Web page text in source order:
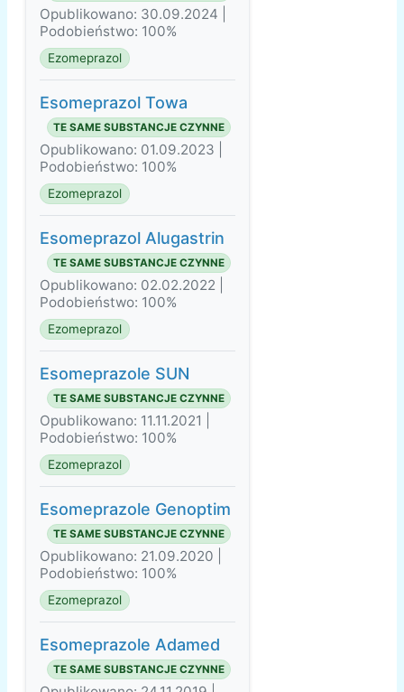
Opublikowano: 30.09.2024 |
Podobieństwo: 100%
Ezomeprazol
Esomeprazol Towa
TE SAME SUBSTANCJE CZYNNE
Opublikowano: 01.09.2023 |
Podobieństwo: 100%
Ezomeprazol
Esomeprazol Alugastrin
TE SAME SUBSTANCJE CZYNNE
Opublikowano: 02.02.2022 |
Podobieństwo: 100%
Ezomeprazol
Esomeprazole SUN
TE SAME SUBSTANCJE CZYNNE
Opublikowano: 11.11.2021 |
Podobieństwo: 100%
Ezomeprazol
Esomeprazole Genoptim
TE SAME SUBSTANCJE CZYNNE
Opublikowano: 21.09.2020 |
Podobieństwo: 100%
Ezomeprazol
Esomeprazole Adamed
TE SAME SUBSTANCJE CZYNNE